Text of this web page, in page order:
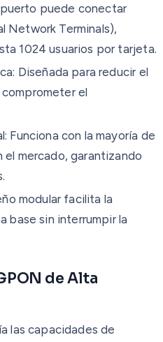
puede conectar
Network Terminals),
1024 usuarios por tarjeta.
Diseñada para reducir el
el
Funciona con la mayoría de
el mercado, garantizando
modular facilita la
base sin interrumpir la
de Alta
las capacidades de